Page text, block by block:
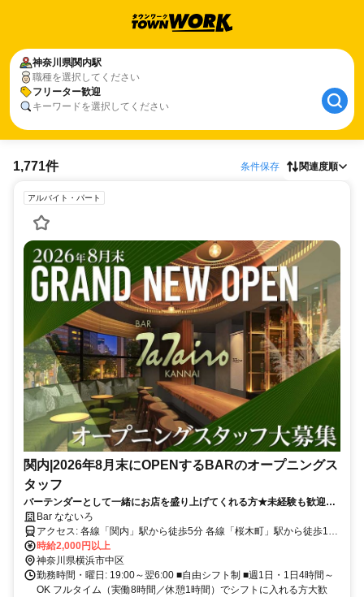
神奈川県関内駅
職種を選択してください
フリーター歓迎
キーワードを選択してください
1,771件 条件保存 関連度順
アルバイト・パート
関内|2026年8月末にOPENするBARのオープニングス
タッフ
バーテンダーとして一緒にお店を盛り上げてくれる方★未経験も歓迎！
週1日・4時間～OK！髪色・ネイル自由！
Bar なないろ
アクセス: 各線「関内」駅から徒歩5分 各線「桜木町」駅から徒歩13
分
時給2,000円以上
神奈川県横浜市中区
勤務時間・曜日: 19:00～翌6:00 ■自由シフト制 ■週1日・1日4時間～
OK フルタイム（実働8時間／休憩1時間）でシフトに入れる方大歓